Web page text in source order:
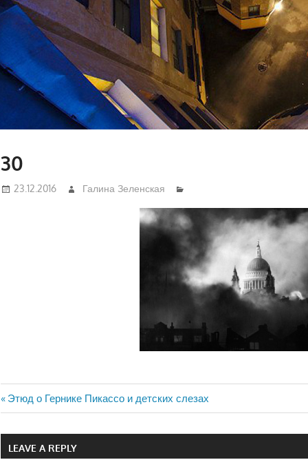
30
23.12.2016 Галина Зеленская
Навигация
по
Previous
Post:
Этюд о Гернике Пикассо и детских слезах
LEAVE A REPLY